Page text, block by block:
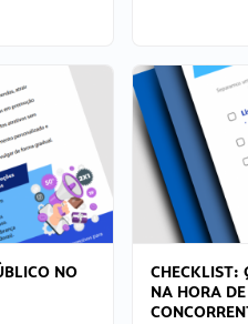
NO
CHECKLIST:
NA HORA